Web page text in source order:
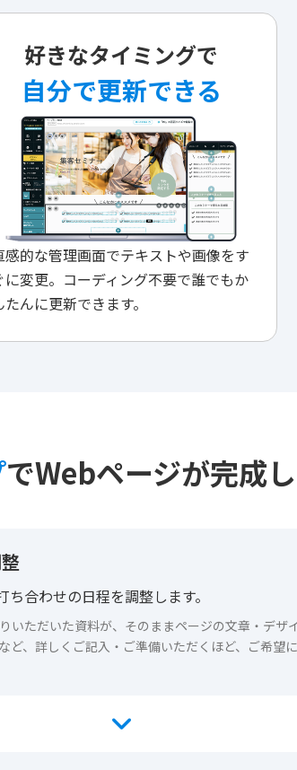
好きなタイミングで
自分で更新できる
感的な管理画面でテキストや画像をす
に変更。コーディング不要で誰でもか
たんに更新できます。
でWebページが完成し
合わせの日程を調整します。
いただいた資料が、そのままページの文章・デザ
ど、詳しくご記入・ご準備いただくほど、ご希望